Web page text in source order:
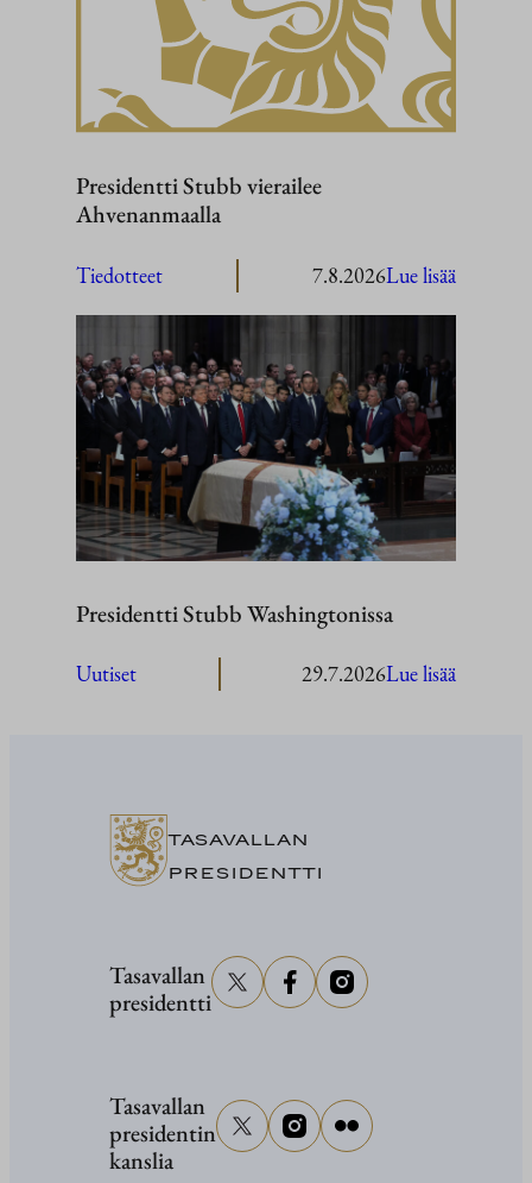
Presidentti Stubb vierailee
Ahvenanmaalla
Tiedotteet 7.8.2026Lue lisää
vierailee
Presidentti Stubb Washingtonissa
Uutiset 29.7.2026Lue lisää
TASAVALLAN
PRESIDENTTI
Tasavallan
presidentti
Tasavallan
presidentin
kanslia